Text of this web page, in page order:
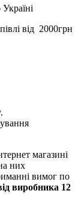
вiд 2000грн
магазині
них
вимог по
виробника 12